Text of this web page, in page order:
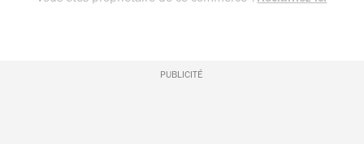
PUBLICITÉ